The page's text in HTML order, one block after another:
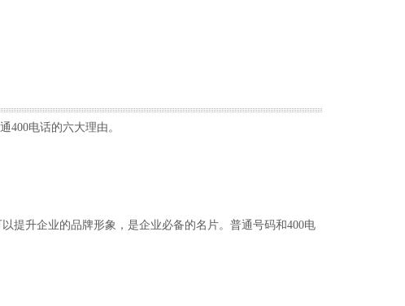
400电话的六大理由。
提升企业的品牌形象，是企业必备的名片。普通号码和400电